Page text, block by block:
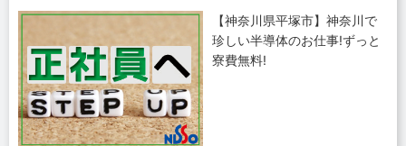
【神奈川県平塚市】神奈川で
珍しい半導体のお仕事!ずっと
寮費無料!